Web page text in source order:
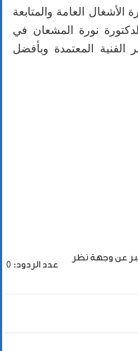
الأشغال العامة والمتابعة
نورة المشعان في
الفنية المعتمدة وبأفضل
عن وجهة نظر
عدد الردود: 0